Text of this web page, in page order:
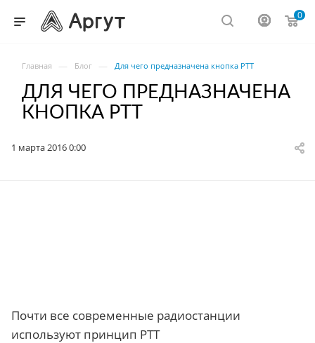
0
Главная — Блог — Для чего предназначена кнопка PTT
ДЛЯ ЧЕГО ПРЕДНАЗНАЧЕНА
КНОПКА PTT
1 марта 2016 0:00
Почти все современные радиостанции
используют принцип PTT